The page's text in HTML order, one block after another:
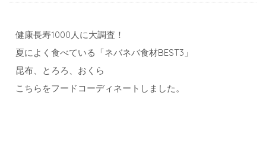
健康長寿1000人に大調査！
夏によく食べている「ネバネバ食材BEST3」
昆布、とろろ、おくら
こちらをフードコーディネートしました。